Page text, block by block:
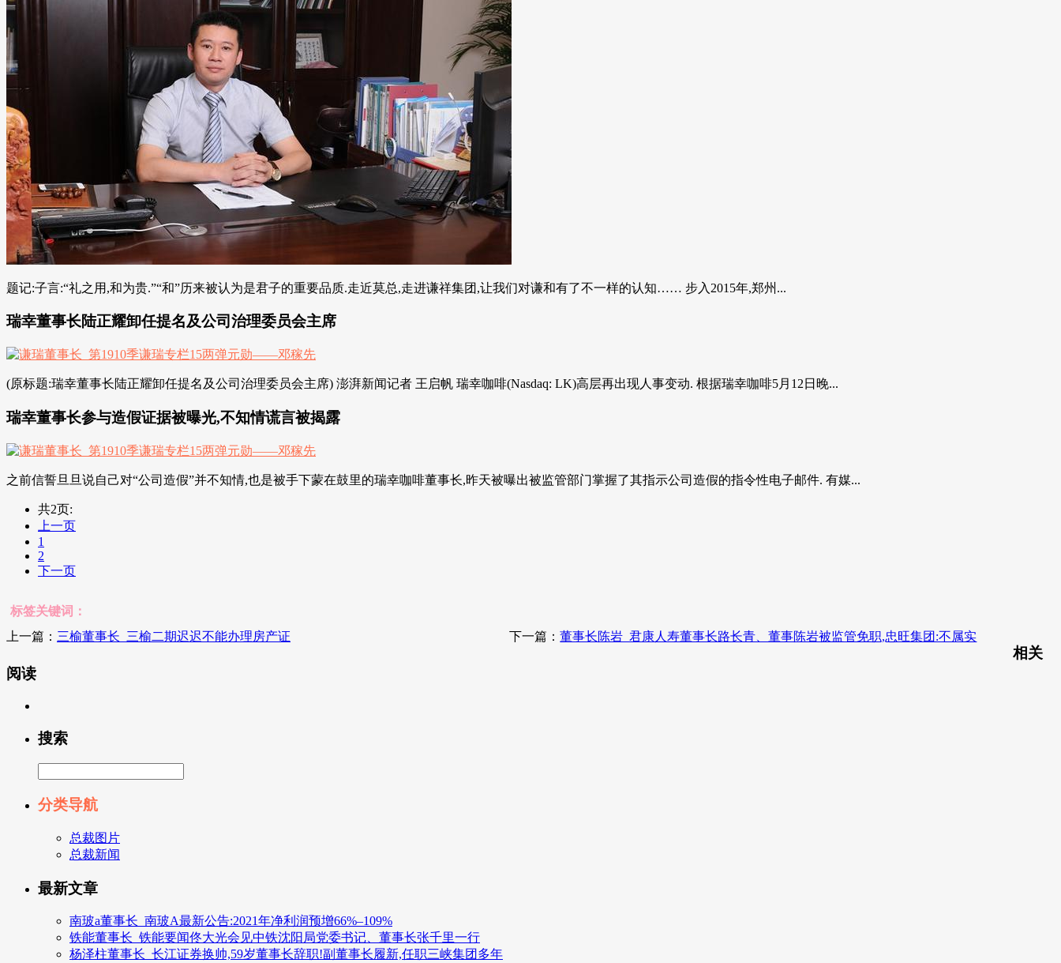
题记:子言:“礼之用,和为贵.”“和”历来被认为是君子的重要品质.走近莫总,走进谦祥集团,让我们对谦和有了不一样的认知…… 步入2015年,郑州...
瑞幸董事长陆正耀卸任提名及公司治理委员会主席
(原标题:瑞幸董事长陆正耀卸任提名及公司治理委员会主席) 澎湃新闻记者 王启帆 瑞幸咖啡(Nasdaq: LK)高层再出现人事变动. 根据瑞幸咖啡5月12日晚...
瑞幸董事长参与造假证据被曝光,不知情谎言被揭露
之前信誓旦旦说自己对“公司造假”并不知情,也是被手下蒙在鼓里的瑞幸咖啡董事长,昨天被曝出被监管部门掌握了其指示公司造假的指令性电子邮件. 有媒...
共2页:
上一页
1
2
下一页
标签关键词：
上一篇： 三榆董事长_三榆二期迟迟不能办理房产证 下一篇：董事长陈岩_君康人寿董事长路长青、董事陈岩被监管免职,忠旺集团:不属实
相关
阅读
搜索
分类导航
总裁图片
总裁新闻
最新文章
南玻a董事长_南玻A最新公告:2021年净利润预增66%–109%
铁能董事长_铁能要闻佟大光会见中铁沈阳局党委书记、董事长张千里一行
杨泽柱董事长_长江证券换帅,59岁董事长辞职!副董事长履新,任职三峡集团多年